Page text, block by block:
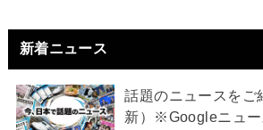
新着ニュース
話題のニュースをご
新）※Googleニュー